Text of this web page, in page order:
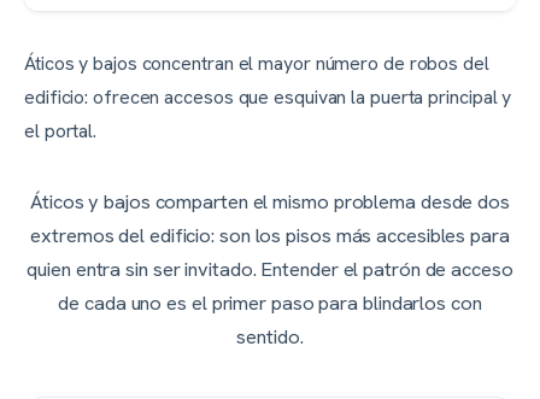
Áticos y bajos concentran el mayor número de robos del
edificio: ofrecen accesos que esquivan la puerta principal y
el portal.
Áticos y bajos comparten el mismo problema desde dos
extremos del edificio: son los pisos más accesibles para
quien entra sin ser invitado. Entender el patrón de acceso
de cada uno es el primer paso para blindarlos con
sentido.